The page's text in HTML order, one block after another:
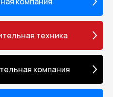
техника
компания